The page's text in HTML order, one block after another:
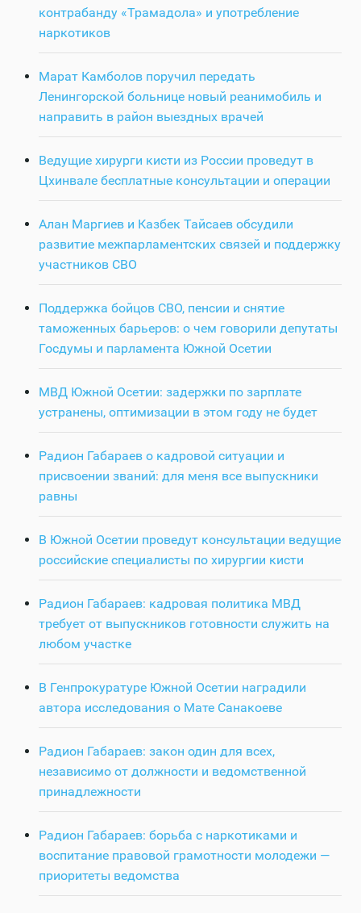
контрабанду «Трамадола» и употребление
наркотиков
Марат Камболов поручил передать
Ленингорской больнице новый реанимобиль и
направить в район выездных врачей
Ведущие хирурги кисти из России проведут в
Цхинвале бесплатные консультации и операции
Алан Маргиев и Казбек Тайсаев обсудили
развитие межпарламентских связей и поддержку
участников СВО
Поддержка бойцов СВО, пенсии и снятие
таможенных барьеров: о чем говорили депутаты
Госдумы и парламента Южной Осетии
МВД Южной Осетии: задержки по зарплате
устранены, оптимизации в этом году не будет
Радион Габараев о кадровой ситуации и
присвоении званий: для меня все выпускники
равны
В Южной Осетии проведут консультации ведущие
российские специалисты по хирургии кисти
Радион Габараев: кадровая политика МВД
требует от выпускников готовности служить на
любом участке
В Генпрокуратуре Южной Осетии наградили
автора исследования о Мате Санакоеве
Радион Габараев: закон один для всех,
независимо от должности и ведомственной
принадлежности
Радион Габараев: борьба с наркотиками и
воспитание правовой грамотности молодежи —
приоритеты ведомства